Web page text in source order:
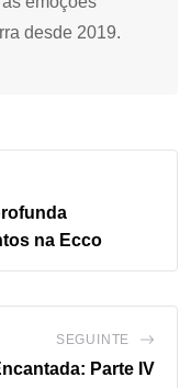
desde 2019.
na Ecco
SEGUINTE
Parte IV